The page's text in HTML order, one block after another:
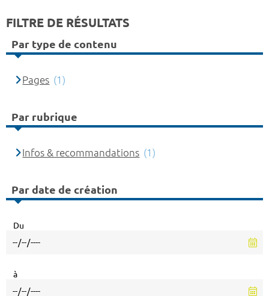
FILTRE DE RÉSULTATS
Par type de contenu
Pages (1)
Par rubrique
Infos & recommandations (1)
Par date de création
Du
à